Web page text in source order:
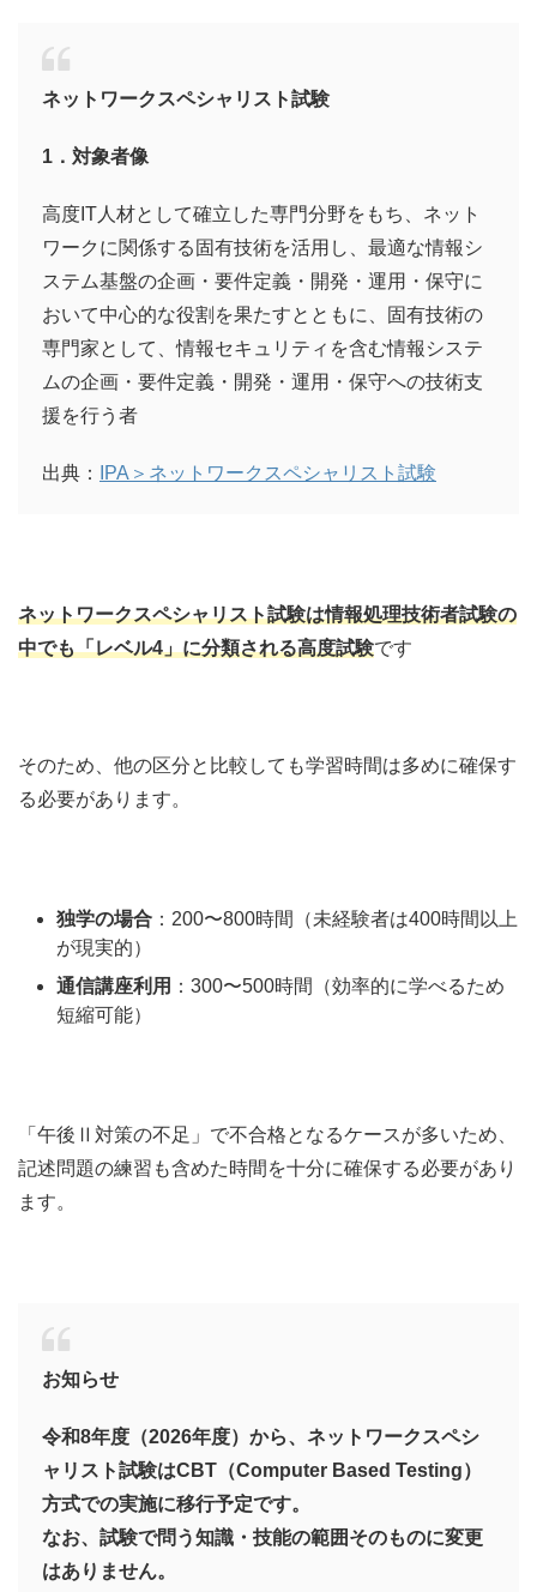
ネットワークスペシャリスト試験
1．対象者像
高度IT人材として確立した専門分野をもち、ネット
ワークに関係する固有技術を活用し、最適な情報シ
ステム基盤の企画・要件定義・開発・運用・保守に
おいて中心的な役割を果たすとともに、固有技術の
専門家として、情報セキュリティを含む情報システ
ムの企画・要件定義・開発・運用・保守への技術支
援を行う者
出典： IPA＞ネットワークスペシャリスト試験
ネットワークスペシャリスト試験は情報処理技術者試験の
中でも「レベル4」に分類される高度試験です
そのため、他の区分と比較しても学習時間は多めに確保す
る必要があります。
独学の場合 ：200〜800時間（未経験者は400時間以上
が現実的）
通信講座利用 ：300〜500時間（効率的に学べるため
短縮可能）
「午後Ⅱ対策の不足」で不合格となるケースが多いため、
記述問題の練習も含めた時間を十分に確保する必要があり
ます。
お知らせ
令和8年度（2026年度）から、ネットワークスペシ
ャリスト試験はCBT（Computer Based Testing）
方式での実施に移行予定です。
なお、試験で問う知識・技能の範囲そのものに変更
はありません。